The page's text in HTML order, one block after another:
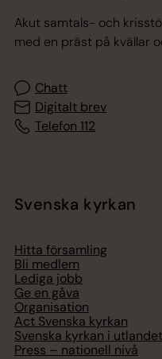
Akut samtals- och
med en präst på kvällar
Chatt
Digitalt brev
Telefon 112
Svenska kyrkan
Hitta församling
Bli medlem
Lediga jobb
Ge en gåva
Organisation
Act Svenska kyrkan
Svenska kyrkan i utlandet
Press – nationell nivå